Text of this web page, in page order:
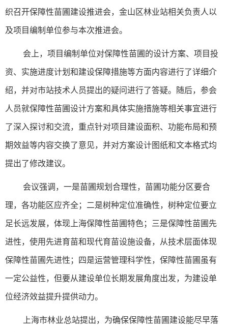
织召开保障性苗圃建设推进会，金山区林业站相关负责人以
及项目编制单位参与本次推进会。
会上，项目编制单位对保障性苗圃的设计方案、项目投
资、实施进度计划和建设保障措施等方面内容进行了详细介
绍，并对市站技术人员提出的疑问进行了答疑。随后，参会
人员就保障性苗圃设计方案和具体实施措施等相关事宜进行
了深入探讨和交流，重点针对项目建设面积、功能布局和预
期效益等内容交换了意见，并对方案设计图纸和文本格式均
提出了修改建议。
会议强调，一是苗圃规划合理性，苗圃功能分区要合
理，各功能区应齐全；二是树种定位准确性，树种定位要立
足长远发展，体现上海保障性苗圃特色；三是保障性苗圃先
进性，使用先进育苗和现代育苗设施设备，从技术层面体现
保障性苗圃先进性；四是运营管理科学性，保障性苗圃虽有
一定公益性，但要从建设单位长期发展角度出发，为建设单
位经济效益提升提供动力。
上海市林业总站提出，为确保保障性苗圃建设能尽早落